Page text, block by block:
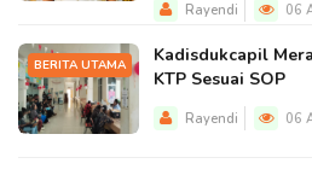
Rayendi 06
BERITA UTAMA
Kadisdukcapil
KTP Sesuai SOP
Rayendi 06